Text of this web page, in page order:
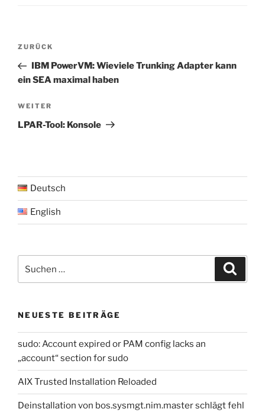
Beitragsnavigation
Vorheriger
Beitrag
ZURÜCK
IBM PowerVM: Wieviele Trunking Adapter kann
ein SEA maximal haben
Nächster
Beitrag
WEITER
LPAR-Tool: Konsole
Deutsch
English
nach:
NEUESTE BEITRÄGE
sudo: Account expired or PAM config lacks an
„account“ section for sudo
AIX Trusted Installation Reloaded
Deinstallation von bos.sysmgt.nim.master schlägt fehl